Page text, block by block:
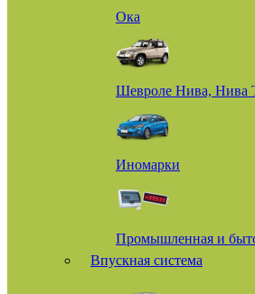
Ока
Шевроле Нива, Нива
Иномарки
Промышленная и
Впускная система